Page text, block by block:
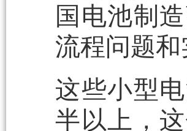
国电池制
流程问题
这些小型
半以上，